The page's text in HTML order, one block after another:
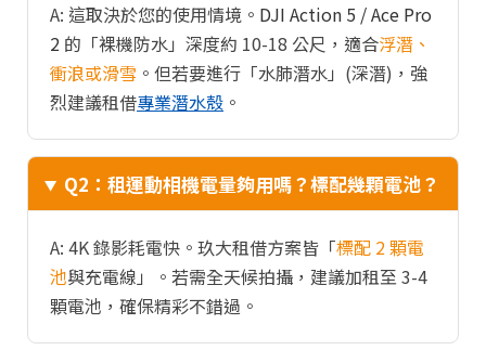
A: 這取決於您的使用情境。 DJI Action 5 / Ace Pro
2 的「裸機防水」深度約 10-18 公尺，適合浮潛、
衝浪或滑雪 。但若要進行「水肺潛水」(深潛)，強
烈建議租借專業潛水殼 。
Q2：租運動相機電量夠用嗎？標配幾顆電池？
A: 4K 錄影耗電快。玖大租借方案皆「標配 2 顆電
池與充電線」。若需全天候拍攝，建議加租至 3-4
顆電池，確保精彩不錯過。